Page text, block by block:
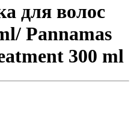
для волос
Pannamas
300 ml